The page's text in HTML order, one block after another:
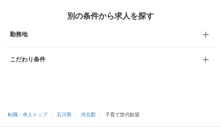
別の条件から求人を探す
勤務地
こだわり条件
転職・求人トップ / 石川県 / 河北郡 / 子育て世代歓迎